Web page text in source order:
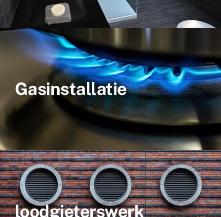
Gasinstallatie
loodgieterswerk